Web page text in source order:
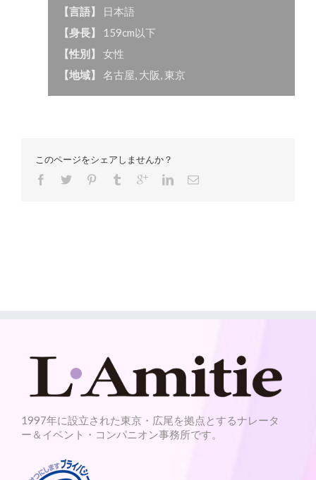
【言語】
日本語
【身長】
159cm以下
【性別】 女性
【地域】 名古屋, 大阪, 東京
このページをシェアしませんか？
1997年に設立された東京・広尾を拠点とするナレータ
ー＆イベント・コンパニオン事務所です。